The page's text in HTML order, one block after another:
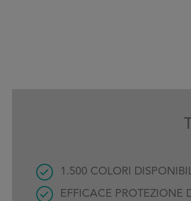
1.500 COLORI
EFFICACE PROTEZIONE